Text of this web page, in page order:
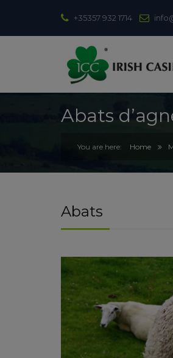
+35357 932 1714
Abats
Home
Abats